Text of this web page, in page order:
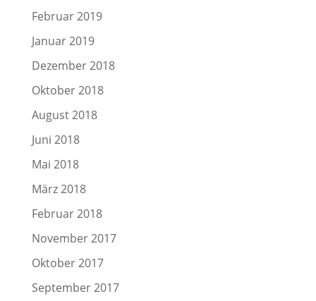
Februar 2019
Januar 2019
Dezember 2018
Oktober 2018
August 2018
Juni 2018
Mai 2018
März 2018
Februar 2018
November 2017
Oktober 2017
September 2017